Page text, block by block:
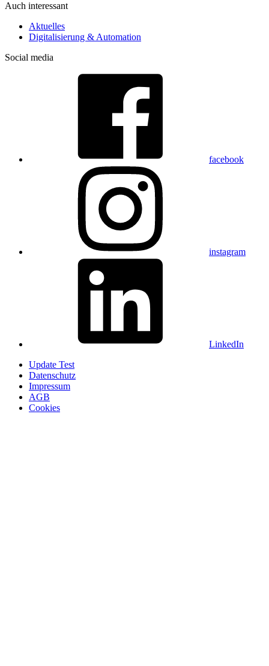
Auch interessant
Aktuelles
Digitalisierung & Automation
Social media
facebook
instagram
LinkedIn
Update Test
Datenschutz
Impressum
AGB
Cookies